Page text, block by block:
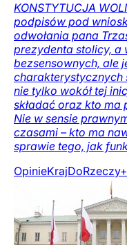
KONSTYTUCJA
podpisów pod
odwołania pana
prezydenta stolicy, a
bezsensownych, ale
charakterystycznych
nie tylko wokół tej
składać oraz kto ma
Nie w sensie
czasami – kto ma
sprawie tego, jak
OpinieKrajDoRzeczy+